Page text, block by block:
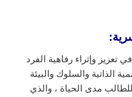
تعزيز وإثراء رفاهية الفرد
الذاتية والسلوك والبيئة
مدى الحياة ، والذي